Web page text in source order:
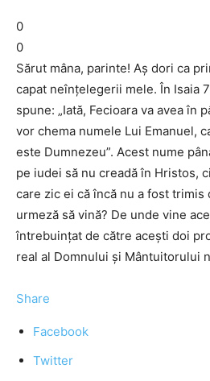
0
0
Sărut mâna, parinte! Aş dori ca
capat neînţelegerii mele. În Isaia
spune: „Iată, Fecioara va avea în
vor chema numele Lui Emanuel,
este Dumnezeu”. Acest nume
pe iudei să nu creadă în Hristos,
care zic ei că încă nu a fost trimis
urmeză să vină? De unde vine
întrebuinţat de către aceşti doi
real al Domnului şi Mântuitorului
Share
Facebook
Twitter